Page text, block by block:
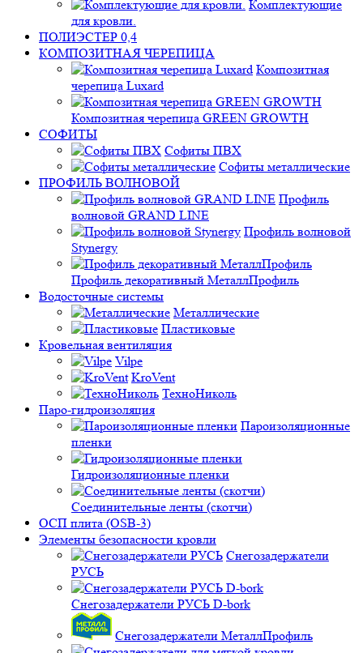
Комплектующие
для кровли.
ПОЛИЭСТЕР 0,4
КОМПОЗИТНАЯ ЧЕРЕПИЦА
Композитная
черепица Luxard
Композитная черепица GREEN GROWTH
СОФИТЫ
Софиты ПВХ
Софиты металлические
ПРОФИЛЬ ВОЛНОВОЙ
Профиль
волновой GRAND LINE
Профиль волновой
Stynergy
Профиль декоративный МеталлПрофиль
Водосточные системы
Металлические
Пластиковые
Кровельная вентиляция
Vilpe
KroVent
ТехноНиколь
Паро-гидроизоляция
Пароизоляционные
пленки
Гидроизоляционные пленки
Соединительные ленты (скотчи)
ОСП плита (OSB-3)
Элементы безопасности кровли
Снегозадержатели
РУСЬ
Снегозадержатели РУСЬ D-bork
Снегозадержатели МеталлПрофиль